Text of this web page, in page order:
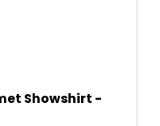
Showshirt -